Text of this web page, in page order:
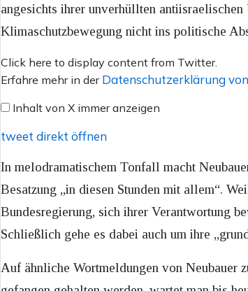
angesichts ihrer unverhüllten
Klimaschutzbewegung nicht ins politische
Inhalt
von
anzeigen
Click here to display content from Twitter.
Erfahre mehr in der Datenschutzerklärung
Inhalt von X immer anzeigen
tweet direkt öffnen
In melodramatischem Tonfall macht
Besatzung „in diesen Stunden mit allem“.
Bundesregierung, sich ihrer Verantwortung
Schließlich gehe es dabei auch um ihre
Auf ähnliche Wortmeldungen von Neubauer